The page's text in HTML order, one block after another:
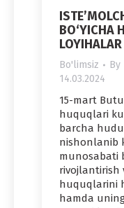
BO‘YICHA
LOYIHALAR
Bo'limsiz By
14.03.2024
15-mart
huquqlari
barcha
nishonlanib
munosabati
rivojlantirish
huquqlarini
hamda